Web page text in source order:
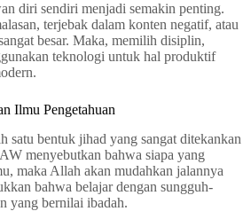
diri sendiri menjadi semakin penting.
terjebak dalam konten negatif, atau
besar. Maka, memilih disiplin,
teknologi untuk hal produktif
Ilmu Pengetahuan
satu bentuk jihad yang sangat ditekankan
menyebutkan bahwa siapa yang
maka Allah akan mudahkan jalannya
bahwa belajar dengan sungguh-
yang bernilai ibadah.